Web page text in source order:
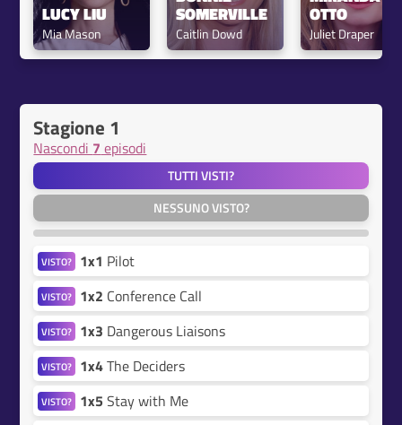
LUCY LIU
Mia Mason
SOMERVILLE
Caitlin Dowd
OTTO
Juliet Draper
Stagione 1
Nascondi 7 episodi
TUTTI VISTI?
NESSUNO VISTO?
VISTO? 1x1 Pilot
VISTO? 1x2 Conference Call
VISTO? 1x3 Dangerous Liaisons
VISTO? 1x4The Deciders
VISTO? 1x5 Stay with Me